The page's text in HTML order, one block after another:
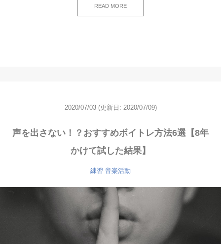
READ MORE
2020/07/03 (更新日: 2020/07/09)
声を出さない！？おすすめボイトレ方法6選【8年
かけて試した結果】
練習 音楽活動